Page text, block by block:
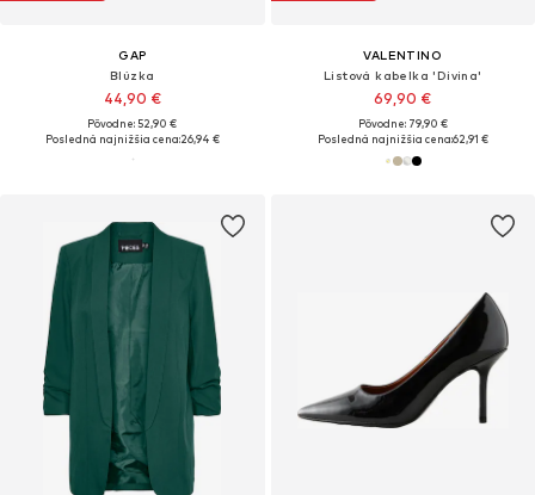
GAP
Blúzka
44,90 €
Pôvodne: 52,90 €
Posledná najnižšia cena:26,94 €
VALENTINO
Listová kabelka 'Divina'
69,90 €
Pôvodne: 79,90 €
Posledná najnižšia cena:62,91 €